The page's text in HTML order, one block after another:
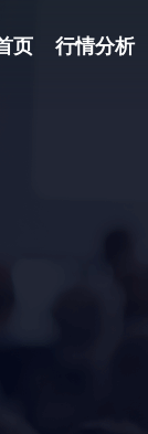
页 行情分析